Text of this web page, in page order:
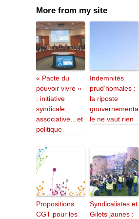
More from my site
« Pacte du
pouvoir vivre »
: initiative
syndicale,
associative…et
politique
Indemnités
prud’homales :
la riposte
gouvernementa
le ne vaut rien
Propositions
CGT pour les
Syndicalistes et
Gilets jaunes :